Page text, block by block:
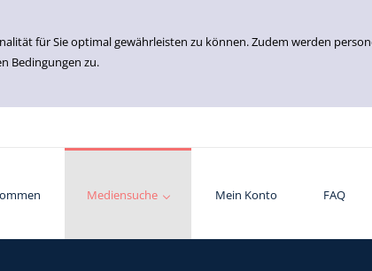
für Sie optimal gewährleisten zu können. Zudem werden
Bedingungen zu.
Einfache Suche
Erweiterte Suche
Mediensuche Mein Konto FAQ